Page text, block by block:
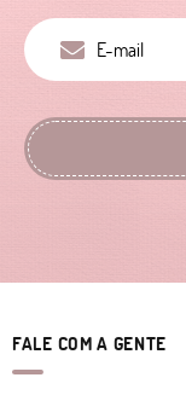
FALE COM A GENTE